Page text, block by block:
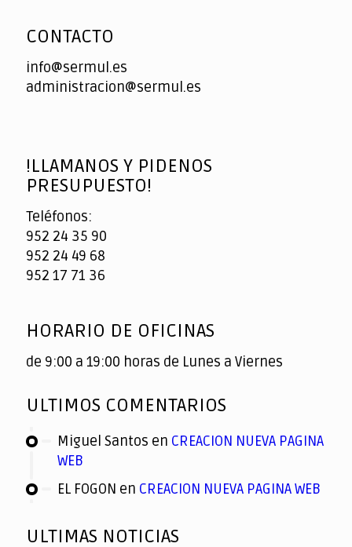
CONTACTO
info@sermul.es
administracion@sermul.es
!LLAMANOS Y PIDENOS
PRESUPUESTO!
Teléfonos:
952 24 35 90
952 24 49 68
952 17 71 36
HORARIO DE OFICINAS
de 9:00 a 19:00 horas de Lunes a Viernes
ULTIMOS COMENTARIOS
Miguel Santos en CREACION NUEVA PAGINA
WEB
EL FOGON en CREACION NUEVA PAGINA WEB
ULTIMAS NOTICIAS